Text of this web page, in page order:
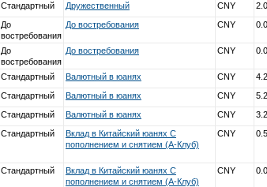
Стандартный Дружественный CNY
До
востребования
До востребования CNY
До
востребования
До востребования CNY
Стандартный Валютный в юанях CNY
Стандартный Валютный в юанях CNY
Стандартный Валютный в юанях CNY
Стандартный
Вклад в Китайский юанях С
пополнением и снятием (А-Клуб)
CNY
Стандартный
Вклад в Китайский юанях С
пополнением и снятием (А-Клуб)
CNY